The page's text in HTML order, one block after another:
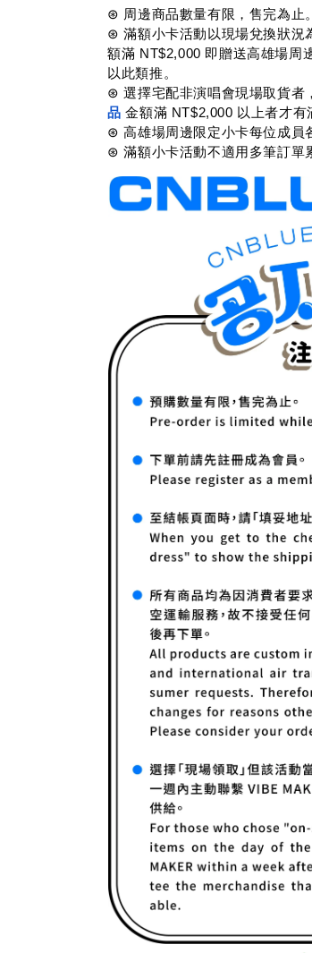
⊛ 周邊商品數量有限，售完為止。
⊛ 滿額小卡活動以現場兌換狀況
額滿 NT$2,000 即贈送高雄場周
以此類推。
⊛ 選擇宅配非演唱會現場取貨者，
品 金額滿 NT$2,000 以上者才有
⊛ 高雄場周邊限定小卡每位成員
⊛ 滿額小卡活動不適用多筆訂單